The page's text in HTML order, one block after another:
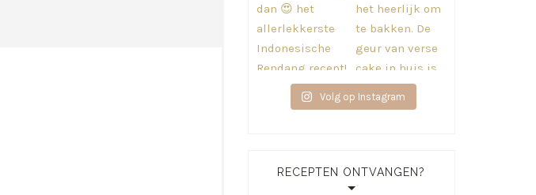
Volg op Instagram
RECEPTEN ONTVANGEN?